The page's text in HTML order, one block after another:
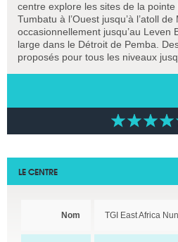
centre explore les sites de la pointe
Tumbatu à l’Ouest jusqu’à l’atoll
occasionnellement jusqu’au Leven
large dans le Détroit de Pemba.
proposés pour tous les niveaux
LE CENTRE
Nom TGI East Africa